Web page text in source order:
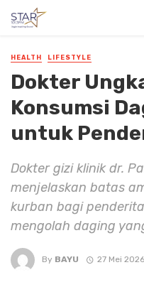
HEALTH LIFESTYLE
Dokter
Konsumsi
untuk
Dokter gizi klinik dr.
menjelaskan batas
kurban bagi
mengolah daging
By BAYU 27 Mei 2026